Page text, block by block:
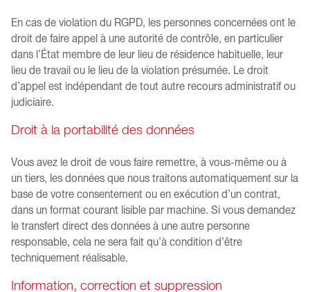
En cas de violation du RGPD, les personnes concernées ont le
droit de faire appel à une autorité de contrôle, en particulier
dans l’État membre de leur lieu de résidence habituelle, leur
lieu de travail ou le lieu de la violation présumée. Le droit
d’appel est indépendant de tout autre recours administratif ou
judiciaire.
Droit à la portabilité des données
Vous avez le droit de vous faire remettre, à vous-même ou à
un tiers, les données que nous traitons automatiquement sur la
base de votre consentement ou en exécution d’un contrat,
dans un format courant lisible par machine. Si vous demandez
le transfert direct des données à une autre personne
responsable, cela ne sera fait qu’à condition d’être
techniquement réalisable.
Information, correction et suppression